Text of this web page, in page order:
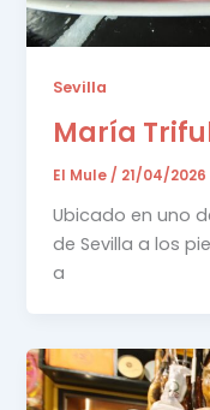
Sevilla
María
El Mule/ 21/04/2026
Ubicado en uno
de Sevilla a los
a